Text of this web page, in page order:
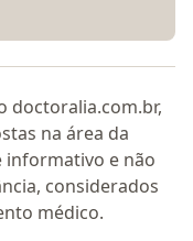
doctoralia.com.br,
na área da
informativo e não
considerados
médico.